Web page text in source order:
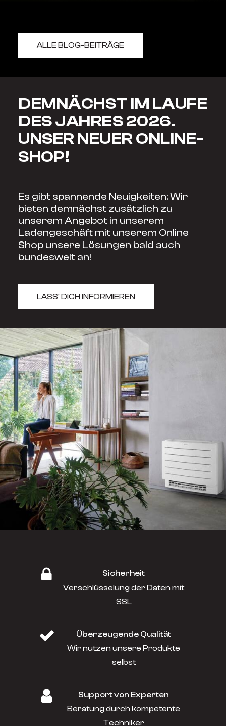
ALLE BLOG-BEITRÄGE
DEMNÄCHST IM LAUFE
DES JAHRES 2026.
UNSER NEUER ONLINE-
SHOP!
Es gibt spannende Neuigkeiten: Wir
bieten demnächst zusätzlich zu
unserem Angebot in unserem
Ladengeschäft mit unserem Online
Shop unsere Lösungen bald auch
bundesweit an!
LASS' DICH INFORMIEREN
Sicherheit
Verschlüsselung der Daten mit
SSL
Überzeugende Qualität
Wir nutzen unsere Produkte
selbst
Support von Experten
Beratung durch kompetente
Techniker